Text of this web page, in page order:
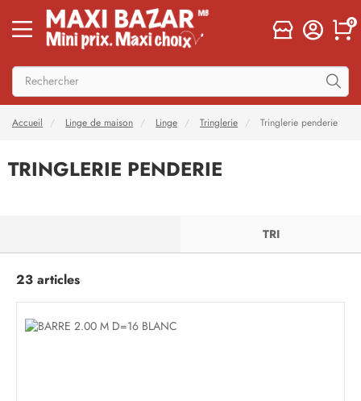
0
Accueil Linge de maison Linge Tringlerie Tringlerie penderie
TRINGLERIE PENDERIE
TRI
23 articles